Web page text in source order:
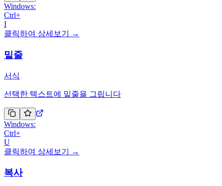
Windows:
Ctrl+
I
클릭하여 상세보기 →
밑줄
서식
선택한 텍스트에 밑줄을 그립니다
Windows:
Ctrl+
U
클릭하여 상세보기 →
복사